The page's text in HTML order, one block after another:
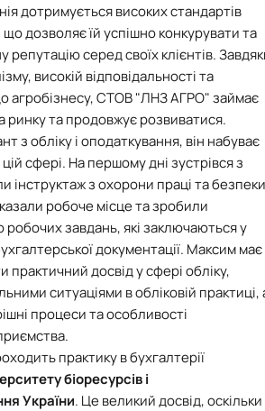
дотримується високих стандартів
що дозволяє їй успішно конкурувати та
репутацію серед своїх клієнтів.
високій відповідальності та
агробізнесу, СТОВ "ЛНЗ АГРО" займає
ринку та продовжує розвиватися.
з обліку і оподаткування, він набуває
сфері. На першому дні зустрівся з
інструктаж з охорони праці та безпеки
робоче місце та зробили
завдань, які заключаються у
документації. Максим має
практичний досвід у сфері обліку,
ситуаціями в обліковій практиці,
процеси та особливості
практику в бухгалтерії
біоресурсів і
України. Це великий досвід, оскільки